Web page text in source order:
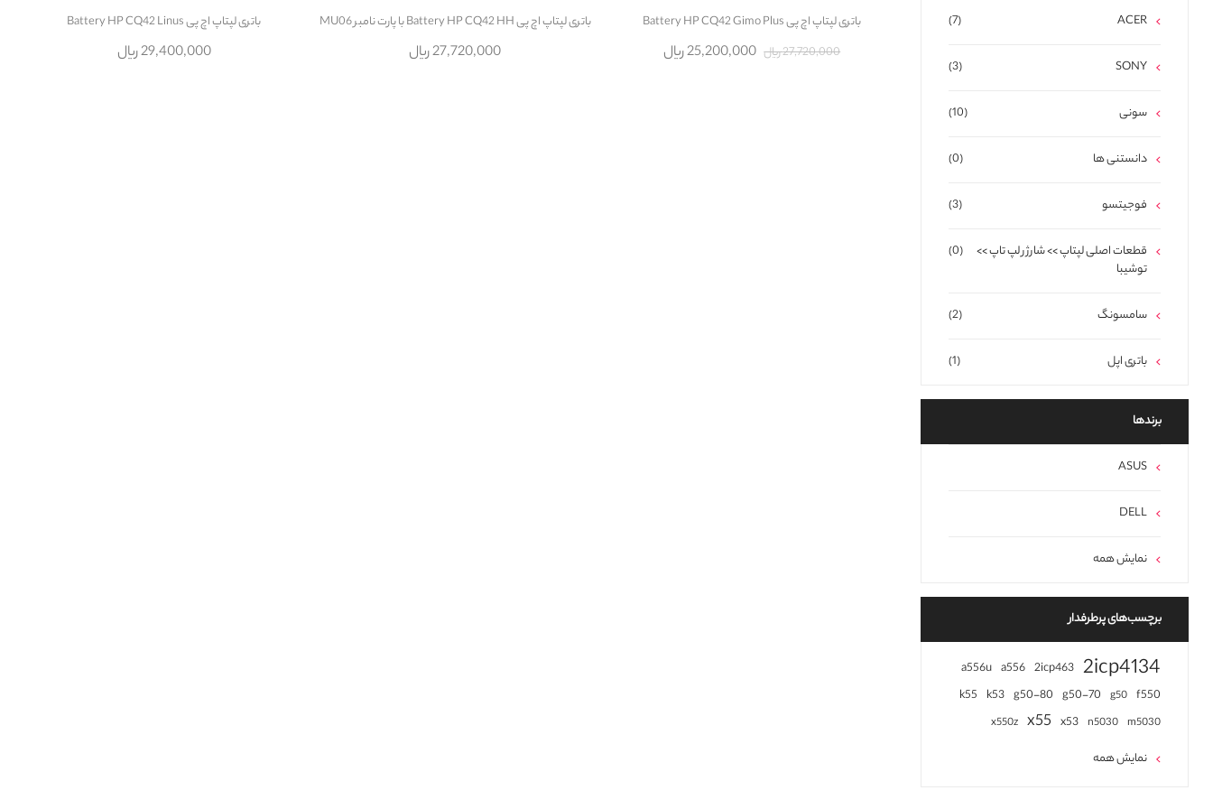
باتری لپتاپ اچ پی Battery HP CQ42 Gimo Plus
27,720,000 ریال
25,200,000 ریال
باتری لپتاپ اچ پی Battery HP CQ42 HH با پارت نامبر MU06
27,720,000 ریال
باتری لپتاپ اچ پی Battery HP CQ42 Linus
29,400,000 ریال
(7) ACER
(3) SONY
(10) سونی
(0) دانستنی ها
(3) فوجیتسو
(0)
قطعات اصلی لپتاپ >> شارژر لپ تاپ >>
توشیبا
(2) سامسونگ
(1) باتری اپل
برند‌ها
ASUS
DELL
نمایش همه
برچسب‌های پرطرفدار
2icp4134
2icp463
a556
a556u
f550
g50
g50-70
g50-80
k53
k55
m5030
n5030
x53
x55
x550z
نمایش همه